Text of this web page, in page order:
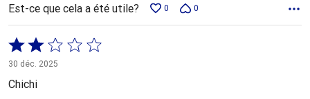
Est-ce que cela a été utile? 0 0
Coté
2 sur
5
30 déc. 2025
Chichi